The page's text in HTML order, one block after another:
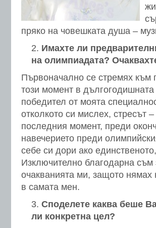
пряко на човешката душа –
Имахте ли
на олимпиадата?
Първоначално се стремях към
този момент в
победител от моята
отколкото си мислех, стресът
последния момент, преди
навечерието преди
себе си дори ако
Изключително благодарна
очакванията ми, защото нямах
в самата мен.
Споделете каква беше
ли конкретна цел?